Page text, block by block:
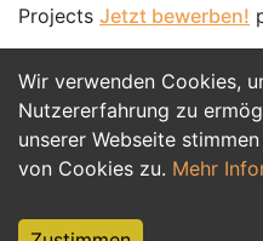
Wir verwenden Cookies,
Nutzererfahrung zu
unserer Webseite
von Cookies zu. Mehr
Projects Jetzt bewerben!
Jetzt